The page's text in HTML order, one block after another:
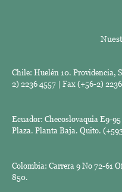
Chile: Huelén 10. Providencia,
2) 2236 4557 | Fax (+56-2)
Ecuador: Checoslovaquia E9-
Plaza. Planta Baja. Quito.
Colombia: Carrera 9 No 72-61
850.